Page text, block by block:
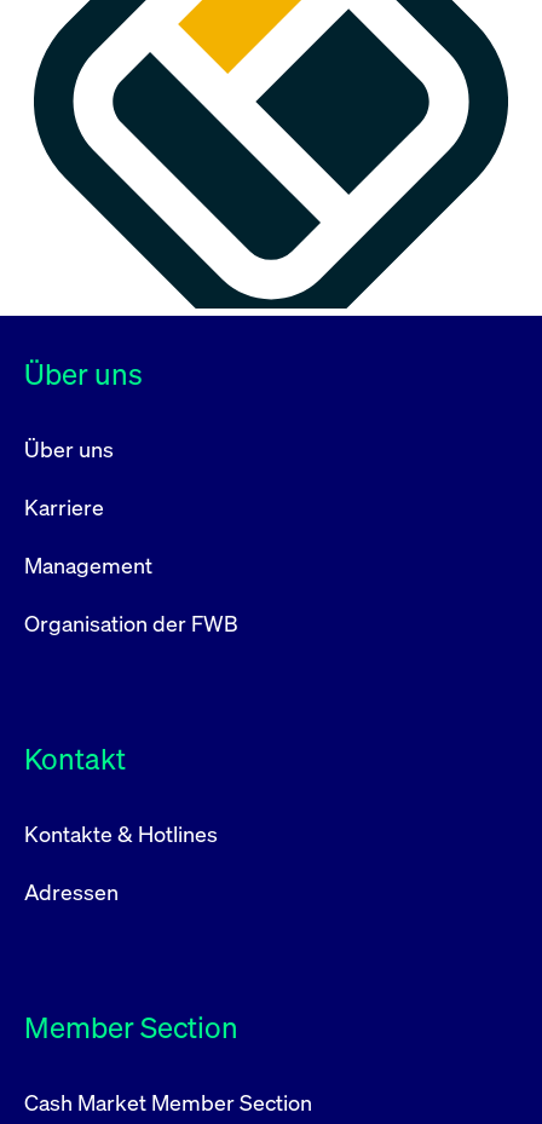
Über uns
Über uns
Karriere
Management
Organisation der FWB
Kontakt
Kontakte & Hotlines
Adressen
Member Section
Cash Market Member Section